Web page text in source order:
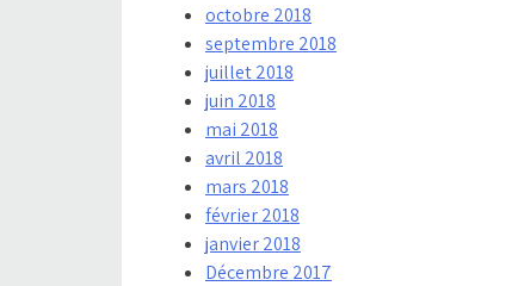
octobre 2018
septembre 2018
juillet 2018
juin 2018
mai 2018
avril 2018
mars 2018
février 2018
janvier 2018
Décembre 2017